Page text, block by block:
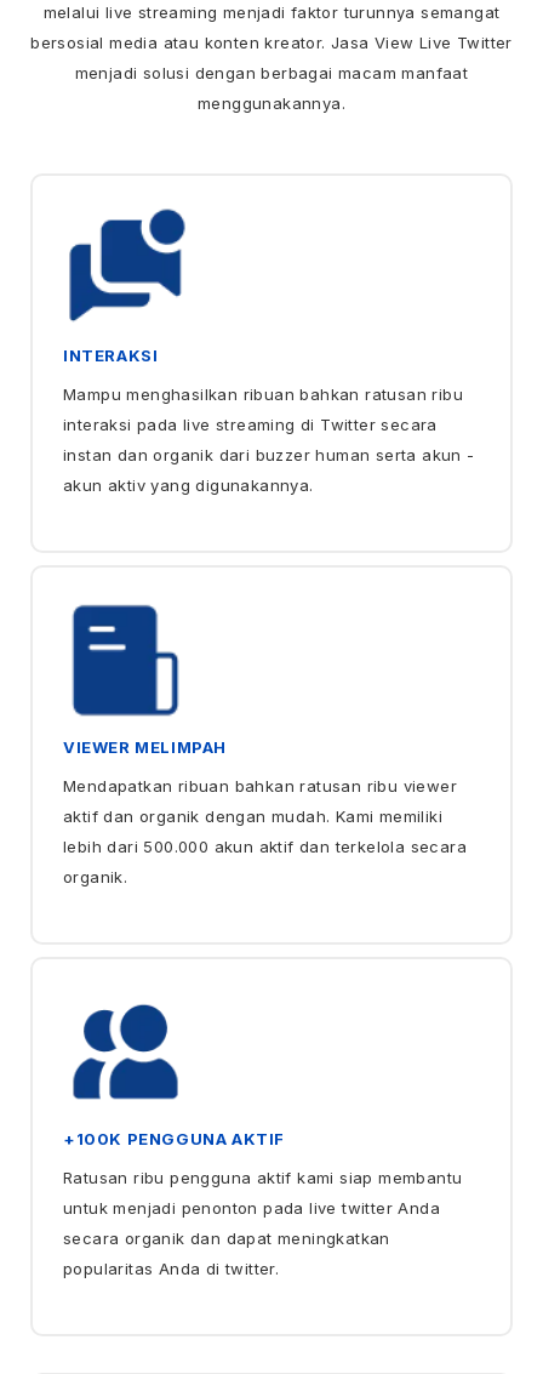
melalui live streaming menjadi faktor turunnya semangat
bersosial media atau konten kreator. Jasa View Live Twitter
menjadi solusi dengan berbagai macam manfaat
menggunakannya.
INTERAKSI
Mampu menghasilkan ribuan bahkan ratusan ribu
interaksi pada live streaming di Twitter secara
instan dan organik dari buzzer human serta akun -
akun aktiv yang digunakannya.
VIEWER MELIMPAH
Mendapatkan ribuan bahkan ratusan ribu viewer
aktif dan organik dengan mudah. Kami memiliki
lebih dari 500.000 akun aktif dan terkelola secara
organik.
+100K PENGGUNA AKTIF
Ratusan ribu pengguna aktif kami siap membantu
untuk menjadi penonton pada live twitter Anda
secara organik dan dapat meningkatkan
popularitas Anda di twitter.